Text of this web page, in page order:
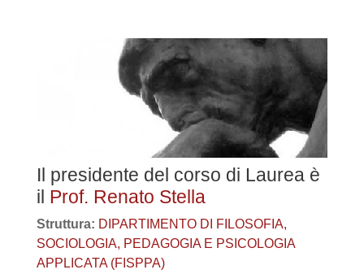
Il presidente del corso di Laurea è
il Prof. Renato Stella
Struttura: DIPARTIMENTO DI FILOSOFIA,
SOCIOLOGIA, PEDAGOGIA E PSICOLOGIA
APPLICATA (FISPPA)